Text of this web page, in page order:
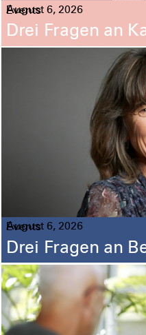
Events
August 6, 2026
Drei Fragen an
Events
August 6, 2026
Drei Fragen an